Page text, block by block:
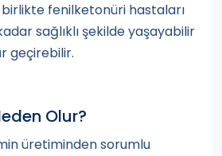
fenilketonüri hastaları
sağlıklı şekilde yaşayabilir
geçirebilir.
Olur?
üretiminden sorumlu